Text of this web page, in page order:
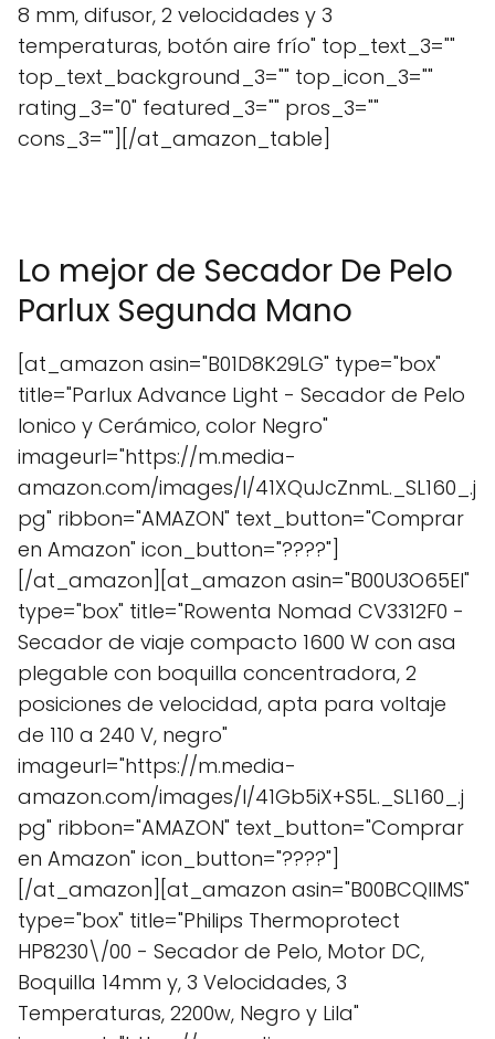
8 mm, difusor, 2 velocidades y 3
temperaturas, botón aire frío" top_text_3=""
top_text_background_3="" top_icon_3=""
rating_3="0" featured_3="" pros_3=""
cons_3=""][/at_amazon_table]
Lo mejor de Secador De Pelo
Parlux Segunda Mano
[at_amazon asin="B01D8K29LG" type="box"
title="Parlux Advance Light - Secador de Pelo
Ionico y Cerámico, color Negro"
imageurl="https://m.media-
amazon.com/images/I/41XQuJcZnmL._SL160_.j
pg" ribbon="AMAZON" text_button="Comprar
en Amazon" icon_button="????"]
[/at_amazon][at_amazon asin="B00U3O65EI"
type="box" title="Rowenta Nomad CV3312F0 -
Secador de viaje compacto 1600 W con asa
plegable con boquilla concentradora, 2
posiciones de velocidad, apta para voltaje
de 110 a 240 V, negro"
imageurl="https://m.media-
amazon.com/images/I/41Gb5iX+S5L._SL160_.j
pg" ribbon="AMAZON" text_button="Comprar
en Amazon" icon_button="????"]
[/at_amazon][at_amazon asin="B00BCQIIMS"
type="box" title="Philips Thermoprotect
HP8230\/00 - Secador de Pelo, Motor DC,
Boquilla 14mm y, 3 Velocidades, 3
Temperaturas, 2200w, Negro y Lila"